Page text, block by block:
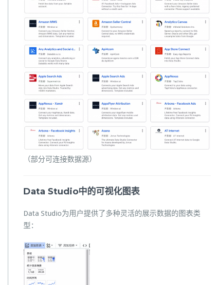
（部分可连接数据源）
Data Studio中的可视化图表
Data Studio为用户提供了多种灵活的展示数据的图表类
型：